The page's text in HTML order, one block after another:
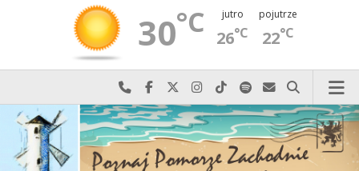
30°C jutro
26°C
pojutrze
22°C
Najlepiej po prostu do nas zadzwoń
Odwiedź nas na Facebook-u
Odwiedź nas na X
Odwiedź nas na Instagram-ie
Odwiedź nas na TikTok-u
Szukaj nas na Spotify
Wyślij do nas
Szukaj